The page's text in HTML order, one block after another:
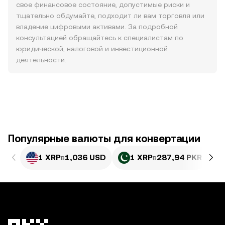
свое финансовое состояние, допустимые риски и
тщательно обдумайте, подходит ли вам торговля или
владение цифровыми активами. За подробной
консультацией обращайтесь к специалистам по
юридической, налоговой и инвестиционной
деятельности.
Популярные валюты для конвертации
1 XRPв1,036 USD 1 XRPв287,94 PKR